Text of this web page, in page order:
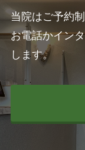
当院はご予約
お電話かイン
します。